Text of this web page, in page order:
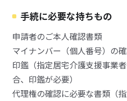
手続に必要な持ちもの
申請者のご本人確認書類
マイナンバー（個人番号）の
印鑑（指定居宅介護支援事業
合、印鑑が必要）
代理権の確認に必要な書類（